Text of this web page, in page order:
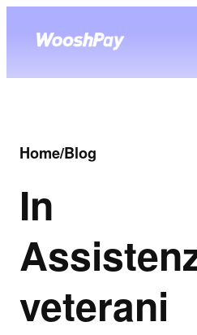
Home/Blog
In
veterani